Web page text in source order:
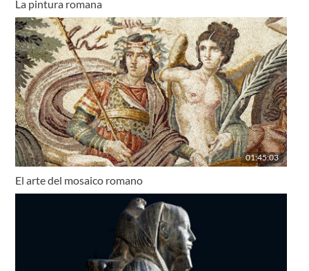
La pintura romana
01:45:03
El arte del mosaico romano